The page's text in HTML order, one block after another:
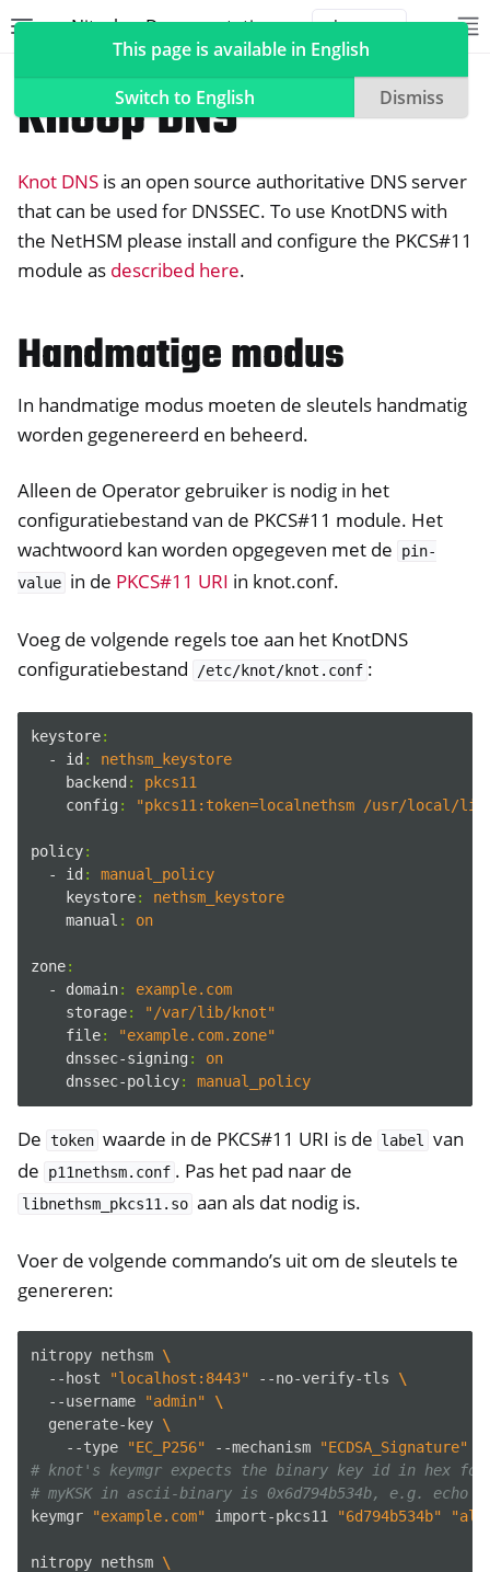
Nitrokey Documentation
navigation of Nitrokeys
navigation of NitroPad, NitroPC
navigation of NitroTelefoon, NitroTablet
navigation of NetHSM
navigation of Container
navigation of Compatible Software
navigation of NitroWall
navigation of Software
Knoop DNS
Knot DNS is an open source authoritative DNS server
that can be used for DNSSEC. To use KnotDNS with
the NetHSM please install and configure the PKCS#11
module as described here.
Handmatige modus
In handmatige modus moeten de sleutels handmatig
worden gegenereerd en beheerd.
Alleen de Operator gebruiker is nodig in het
configuratiebestand van de PKCS#11 module. Het
wachtwoord kan worden opgegeven met de
pin-
value in de PKCS#11 URI in knot.conf.
Voeg de volgende regels toe aan het KnotDNS
configuratiebestand
/etc/knot/knot.conf :
keystore:
- id :
nethsm_keystore
backend :
pkcs11
config : "pkcs11:token=localnethsm /usr/local/
policy:
- id :
manual_policy
keystore:
nethsm_keystore
manual : on
zone:
- domain:
example.com
storage:
"/var/lib/knot"
file:
"example.com.zone"
dnssec-signing :
on
dnssec-policy: manual_policy
De token waarde in de PKCS#11 URI is de label
van
de
p11nethsm.conf . Pas het pad naar de
libnethsm_pkcs11.so aan als dat nodig is.
Voer de volgende commando’s uit om de sleutels te
genereren:
nitropy nethsm \
--host
"localhost:8443" --no-verify-tls
\
--username
"admin"
\
generate-key \
--type
"EC_P256" --mechanism "ECDSA_Signature"
# knot's keymgr expects the binary key id in hex
# myKSK in ascii-binary is 0x6d794b534b, e.g. echo -
keymgr
"example.com" import-pkcs11 "6d794b534b"
nitropy nethsm \
This page is available in English
Switch to English
Dismiss